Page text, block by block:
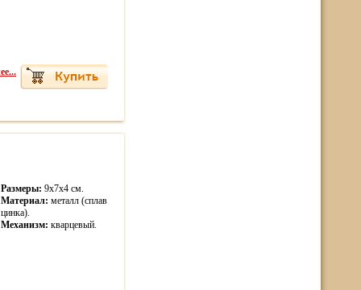
Размеры: 9х7х4 см.
Материал: металл (сплав
цинка).
Механизм: кварцевый.